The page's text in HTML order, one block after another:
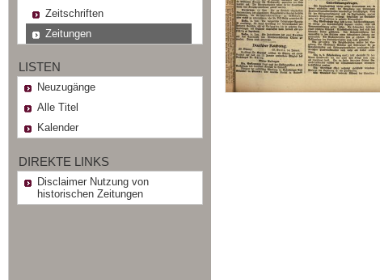
Zeitschriften
Zeitungen
LISTEN
Neuzugänge
Alle Titel
Kalender
DIREKTE LINKS
Disclaimer Nutzung von
historischen Zeitungen